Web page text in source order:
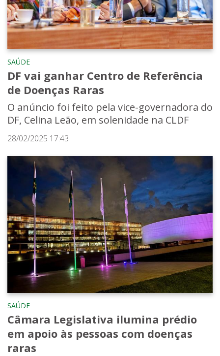
SAÚDE
DF vai ganhar Centro de Referência
de Doenças Raras
O anúncio foi feito pela vice-governadora do
DF, Celina Leão, em solenidade na CLDF
28/02/2025 17:43
SAÚDE
Câmara Legislativa ilumina prédio
em apoio às pessoas com doenças
raras